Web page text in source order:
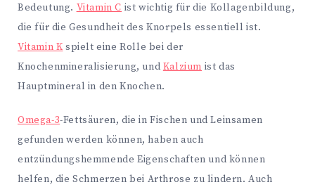
Bedeutung. Vitamin C ist wichtig für die Kollagenbildung,
die für die Gesundheit des Knorpels essentiell ist.
Vitamin K spielt eine Rolle bei der
Knochenmineralisierung, und Kalzium ist das
Hauptmineral in den Knochen.
Omega-3-Fettsäuren, die in Fischen und Leinsamen
gefunden werden können, haben auch
entzündungshemmende Eigenschaften und können
helfen, die Schmerzen bei Arthrose zu lindern. Auch